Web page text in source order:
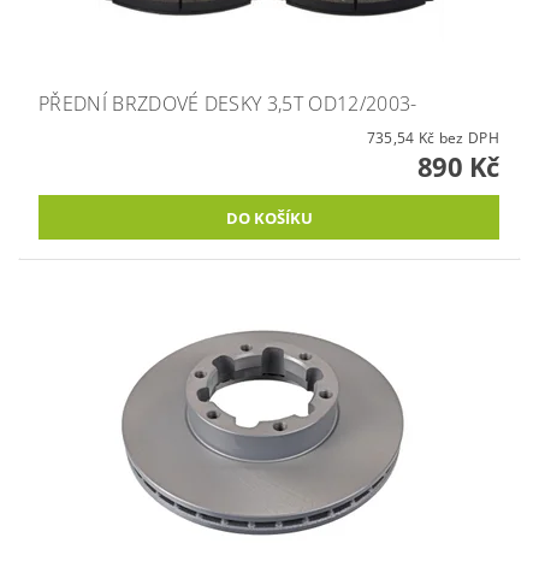
PŘEDNÍ BRZDOVÉ DESKY 3,5T OD12/2003-
735,54 Kč bez DPH
890 Kč